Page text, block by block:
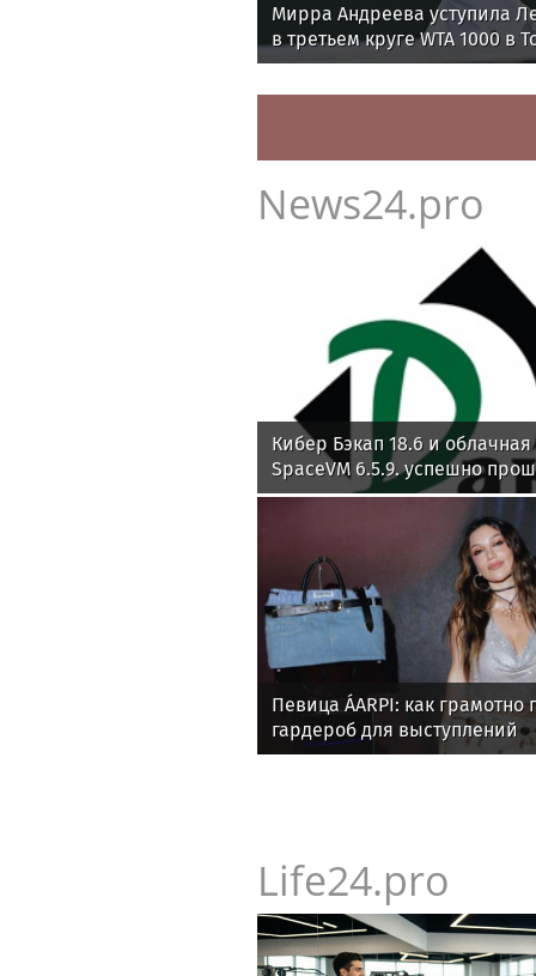
Мирра Андреева уступила
в третьем круге WTA 1000 в
News24.pro
Кибер Бэкап 18.6 и
SpaceVM 6.5.9. успешно
совместимость
Певица ÁARPI: как грамотно
гардероб для выступлений
Life24.pro